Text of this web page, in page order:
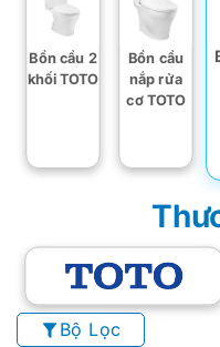
Bồn cầu 2
khối TOTO
Bồn cầu
nắp rửa
cơ TOTO
Bộ Lọc